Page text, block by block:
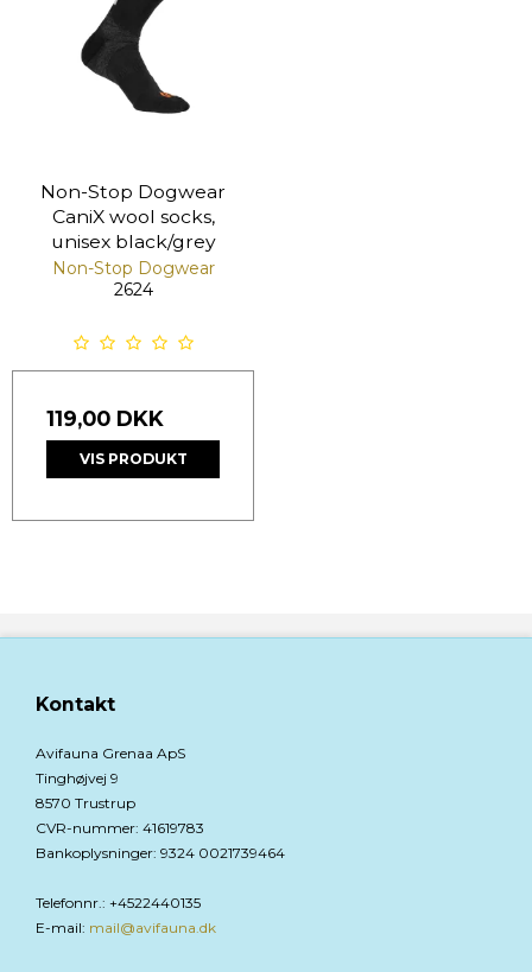
Non-Stop Dogwear
CaniX wool socks,
unisex black/grey
Non-Stop Dogwear
2624
119,00 DKK
VIS PRODUKT
Kontakt
Avifauna Grenaa ApS
Tinghøjvej 9
8570 Trustrup
CVR-nummer: 41619783
Bankoplysninger: 9324 0021739464
Telefonnr.: +4522440135
E-mail: mail@avifauna.dk